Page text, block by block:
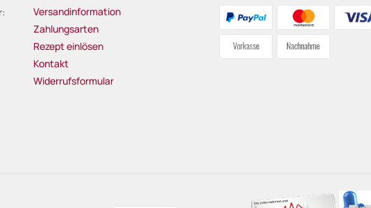
Versandinformation
Zahlungsarten
Rezept einlösen
Kontakt
Widerrufsformular